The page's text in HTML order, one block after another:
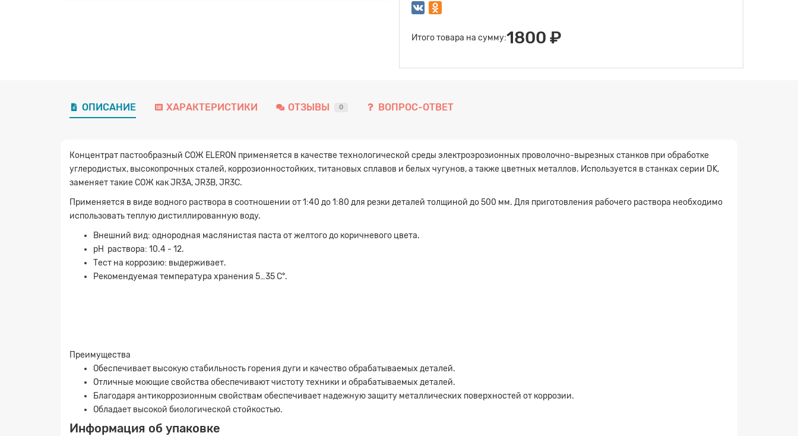
Итого товара на сумму:1800 ₽
ОПИСАНИЕ ХАРАКТЕРИСТИКИ ОТЗЫВЫ 0 ВОПРОС-ОТВЕТ
Концентрат пастообразный СОЖ ELERON применяется в качестве технологической среды электроэрозионных проволочно-вырезных станков при обработке
углеродистых, высокопрочных сталей, коррозионностойких, титановых сплавов и белых чугунов, а также цветных металлов. Используется в станках серии DK,
заменяет такие СОЖ как JR3A, JR3B, JR3C.
Применяется в виде водного раствора в соотношении от 1:40 до 1:80 для резки деталей толщиной до 500 мм. Для приготовления рабочего раствора необходимо
использовать теплую дистиллированную воду.
Внешний вид: однородная маслянистая паста от желтого до коричневого цвета.
рН раствора: 10.4 - 12.
Тест на коррозию: выдерживает.
Рекомендуемая температура хранения 5…35 С°.
Преимущества
Обеспечивает высокую стабильность горения дуги и качество обрабатываемых деталей.
Отличные моющие свойства обеспечивают чистоту техники и обрабатываемых деталей.
Благодаря антикоррозионным свойствам обеспечивает надежную защиту металлических поверхностей от коррозии.
Обладает высокой биологической стойкостью.
Информация об упаковке